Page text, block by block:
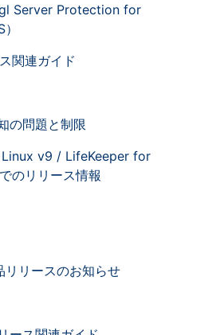
Server Protection for
関連ガイド
の問題と制限
v9 / LifeKeeper for
のリリース情報
リースのお知らせ